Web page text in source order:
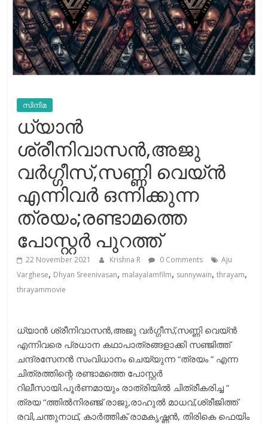
സിനിമ
ധ്യാൻ
ശ്രീനിവാസൻ,അജു
വർഗ്ഗീസ്,സണ്ണി വെയ്ൻ
എന്നിവര്‍ ഒന്നിക്കുന്ന
ത്രയം;രണ്ടാമത്തെ
പോസ്റ്റര്‍ പുറത്ത്
22 November 2021 Krishna R 0 Comments
Aju
Varghese, Dhyan Sreenivasan, malayalamfilm, sunnywain,thrayam,
thrayammovie
ധ്യാൻ ശ്രീനിവാസൻ,അജു വർഗ്ഗീസ്,സണ്ണി വെയ്ൻ
എന്നിവരെ പ്രധാന കഥാപാത്രങ്ങളാക്കി സഞ്ജിത്ത്
ചന്ദ്രസേനൻ സംവിധാനം ചെയ്യുന്ന “ത്രയം ” എന്ന
ചിത്രത്തിന്റെ രണ്ടാമത്തെ പോസ്റ്റർ
റിലീസായി.പൂർണമായും രാത്രിയിൽ ചിത്രീകരിച്ച ”
ത്രയ “ത്തിൽനിരഞ്ജ് രാജു,രാഹുൽ മാധവ്,ശ്രീജിത്ത്
രവി,ചന്തുനാഥ്, കാർത്തിക് രാമകൃഷ്ണൻ, തിരികെ ഫെയിം